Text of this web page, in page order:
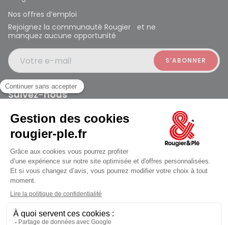
Nos offres d’emploi
Rejoignez la communauté Rougier et ne
manquez aucune opportunité
Votre e-mail
Suivez-nous
Rougier et Plé 2024 Copyright
Mentions légales
Conditions générales des ventes